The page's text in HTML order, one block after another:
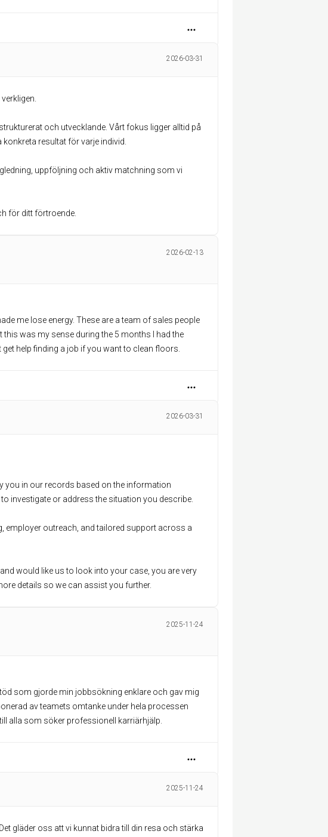
2026-03-31
och utvecklande. Vårt fokus ligger alltid på
resultat för varje individ.
uppföljning och aktiv matchning som vi
för ditt förtroende.
2026-02-13
me lose energy. These are a team of sales people
was my sense during the 5 months I had the
help finding a job if you want to clean floors.
2026-03-31
you in our records based on the information
investigate or address the situation you describe.
employer outreach, and tailored support across a
would like us to look into your case, you are very
details so we can assist you further.
2025-11-24
som gjorde min jobbsökning enklare och gav mig
av teamets omtanke under hela processen
alla som söker professionell karriärhjälp.
2025-11-24
gläder oss att vi kunnat bidra till din resa och stärka